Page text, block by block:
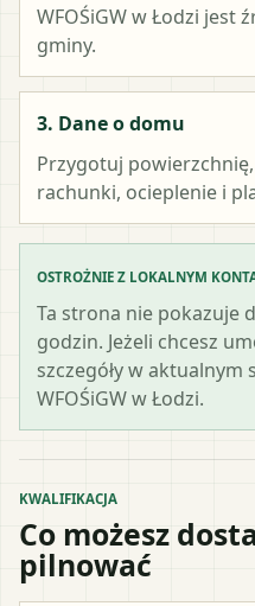
WFOŚiGW w Łodzi jest
gminy.
3. Dane o domu
Przygotuj
rachunki, ocieplenie i
OSTROŻNIE Z LOKALNYM
Ta strona nie pokazuje
godzin. Jeżeli chcesz
szczegóły w aktualnym
WFOŚiGW w Łodzi.
KWALIFIKACJA
Co możesz
pilnować